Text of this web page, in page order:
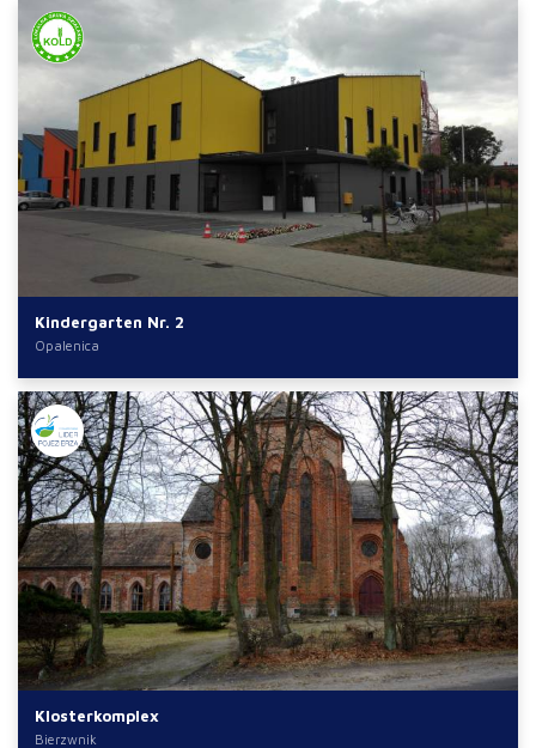
Kindergarten Nr. 2
Opalenica
Klosterkomplex
Bierzwnik